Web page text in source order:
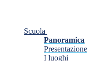
Scuola
Panoramica
Presentazione
I luoghi